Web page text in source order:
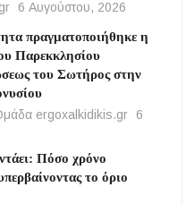
6 Αυγούστου, 2026
πραγματοποιήθηκε η
Παρεκκλησίου
του Σωτήρος στην
ergoxalkidikis.gr
6
Πόσο χρόνο
το όριο